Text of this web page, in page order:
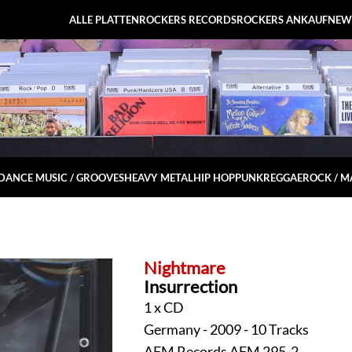
ALLE PLATTENROCKERS RECORDSROCKERS ANKAUF
MUSIC / GROOVESHEAVY METALHIP HOPPUNKREGGAEROCK /
Nightmare
Insurrection
1 x CD
Germany - 2009 - 10 Tracks